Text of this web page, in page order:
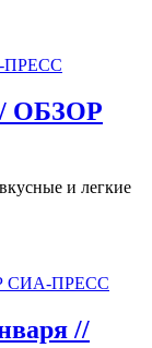
// ОБЗОР
и легкие
//